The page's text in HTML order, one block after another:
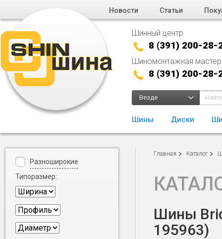
Новости Статьи
Шинный центр
8 (391) 200-28-
Шиномонтажная
8 (391) 200-28-
Везде
Шины Диски
Главная Каталог
Шины
195963)
Разноширокие
Типоразмер: